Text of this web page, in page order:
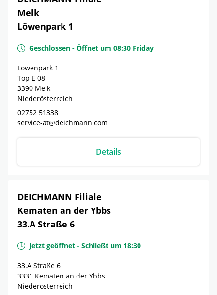
Melk
Löwenpark 1
Geschlossen - Öffnet um 08:30 Friday
Löwenpark 1
Top E 08
3390 Melk
Niederösterreich
02752 51338
service-at@deichmann.com
Details
DEICHMANN Filiale
Kematen an der Ybbs
33.A Straße 6
Jetzt geöffnet - Schließt um 18:30
33.A Straße 6
3331 Kematen an der Ybbs
Niederösterreich